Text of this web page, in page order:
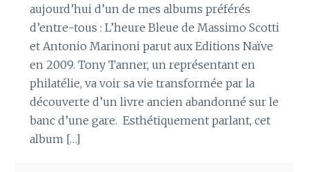
aujourd’hui d’un de mes albums préférés
d’entre-tous : L’heure Bleue de Massimo Scotti
et Antonio Marinoni parut aux Editions Naïve
en 2009. Tony Tanner, un représentant en
philatélie, va voir sa vie transformée par la
découverte d’un livre ancien abandonné sur le
banc d’une gare. Esthétiquement parlant, cet
album […]